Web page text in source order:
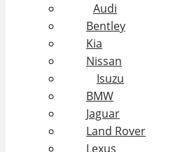
Audi
Bentley
Kia
Nissan
Isuzu
BMW
Jaguar
Land Rover
Lexus